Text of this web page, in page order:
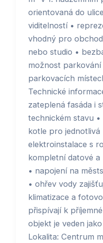
orientovaná do
viditelností •
vhodný pro
nebo studio •
možnost
parkovacích
Technické
zateplená fasáda i
technickém stavu
kotle pro jednotlivá
elektroinstalace s
kompletní datové
• napojení na
• ohřev vody
klimatizace a
přispívají k
objekt je veden
Lokalita: Centrum